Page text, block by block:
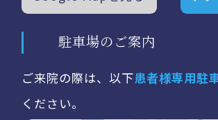
駐車場のご案内
ご来院の際は、以下患者様専用駐
ください。